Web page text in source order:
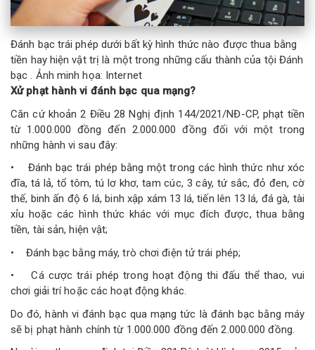
Đánh bạc trái phép dưới bất kỳ hình thức nào được thua bằng
tiền hay hiện vật trị là một trong những cấu thành của tội Đánh
bạc . Ảnh minh họa: Internet
Xử phạt hành vi đánh bạc qua mạng?
Căn cứ khoản 2 Điều 28 Nghị định 144/2021/NĐ-CP, phạt tiền
từ 1.000.000 đồng đến 2.000.000 đồng đối với một trong
những hành vi sau đây:
• Đánh bạc trái phép bằng một trong các hình thức như xóc
đĩa, tá lả, tổ tôm, tú lơ khơ, tam cúc, 3 cây, tứ sắc, đỏ đen, cờ
thế, binh ấn độ 6 lá, binh xập xám 13 lá, tiến lên 13 lá, đá gà, tài
xỉu hoặc các hình thức khác với mục đích được, thua bằng
tiền, tài sản, hiện vật;
• Đánh bạc bằng máy, trò chơi điện tử trái phép;
• Cá cược trái phép trong hoạt động thi đấu thể thao, vui
chơi giải trí hoặc các hoạt động khác.
Do đó, hành vi đánh bạc qua mạng tức là đánh bạc bằng máy
sẽ bị phạt hành chính từ 1.000.000 đồng đến 2.000.000 đồng.